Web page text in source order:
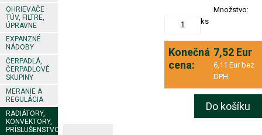
OHRIEVAČE
TÚV, FILTRE,
ÚPRAVNE
EXPANZNÉ
NÁDOBY
ČERPADLÁ,
ČERPADLOVÉ
SKUPINY
MERANIE A
REGULÁCIA
RADIÁTORY,
KONVEKTORY,
PRÍSLUŠENSTVO
Množstvo:
ks
Konečná
cena:
7,52 Eur
6,11 Eur bez
DPH
Do košíku